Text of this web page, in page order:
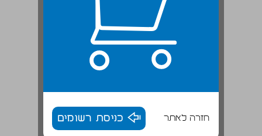
חזרה לאתר כניסת רשומים